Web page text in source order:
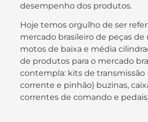
desempenho dos produtos.
Hoje temos orgulho de ser
mercado brasileiro de peças de
motos de baixa e média
de produtos para o mercado
contempla: kits de transmissão
corrente e pinhão) buzinas,
correntes de comando e